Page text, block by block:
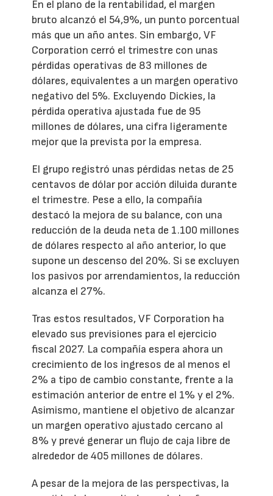
En el plano de la rentabilidad, el margen
bruto alcanzó el 54,9%, un punto porcentual
más que un año antes. Sin embargo, VF
Corporation cerró el trimestre con unas
pérdidas operativas de 83 millones de
dólares, equivalentes a un margen operativo
negativo del 5%. Excluyendo Dickies, la
pérdida operativa ajustada fue de 95
millones de dólares, una cifra ligeramente
mejor que la prevista por la empresa.
El grupo registró unas pérdidas netas de 25
centavos de dólar por acción diluida durante
el trimestre. Pese a ello, la compañía
destacó la mejora de su balance, con una
reducción de la deuda neta de 1.100 millones
de dólares respecto al año anterior, lo que
supone un descenso del 20%. Si se excluyen
los pasivos por arrendamientos, la reducción
alcanza el 27%.
Tras estos resultados, VF Corporation ha
elevado sus previsiones para el ejercicio
fiscal 2027. La compañía espera ahora un
crecimiento de los ingresos de al menos el
2% a tipo de cambio constante, frente a la
estimación anterior de entre el 1% y el 2%.
Asimismo, mantiene el objetivo de alcanzar
un margen operativo ajustado cercano al
8% y prevé generar un flujo de caja libre de
alrededor de 405 millones de dólares.
A pesar de la mejora de las perspectivas, la